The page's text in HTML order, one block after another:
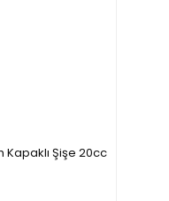
Şişe 20cc